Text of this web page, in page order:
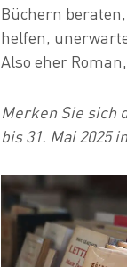
Büchern
helfen,
Also eher
Merken Sie sich
bis 31. Mai 2025